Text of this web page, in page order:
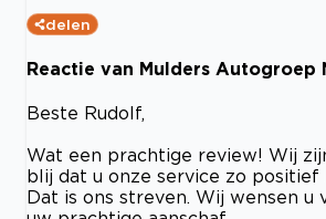
delen
Reactie van Mulders Autogroep
Beste Rudolf,
Wat een prachtige review! Wij
blij dat u onze service zo positief
Dat is ons streven. Wij wensen